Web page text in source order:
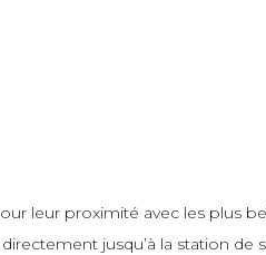
leur proximité avec les plus
jusqu’à la station de